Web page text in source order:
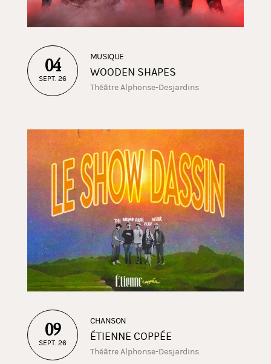
04
SEPT. 26
MUSIQUE
WOODEN SHAPES
Théâtre Alphonse-Desjardins
09
SEPT. 26
CHANSON
ÉTIENNE COPPÉE
Théâtre Alphonse-Desjardins